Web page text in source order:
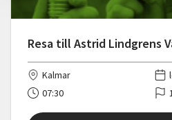
Resa till Astrid Lindgrens
Kalmar
07:30